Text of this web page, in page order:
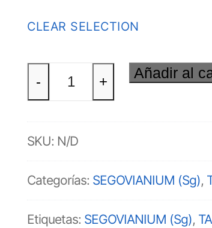
CLEAR SELECTION
(Sg)
cantidad
- +
Añadir al
SKU: N/D
Categorías: SEGOVIANIUM (Sg),
Etiquetas: SEGOVIANIUM (Sg),